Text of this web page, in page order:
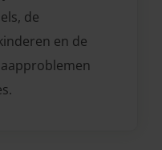
de
en de